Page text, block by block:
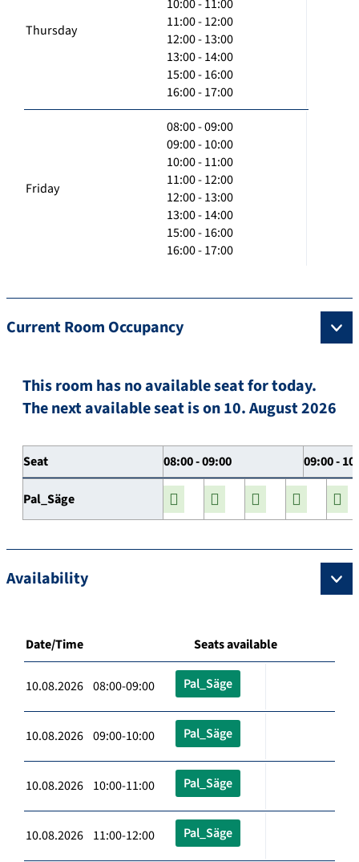
Thursday
10:00 - 11:00
11:00 - 12:00
12:00 - 13:00
13:00 - 14:00
15:00 - 16:00
16:00 - 17:00
Friday
08:00 - 09:00
09:00 - 10:00
10:00 - 11:00
11:00 - 12:00
12:00 - 13:00
13:00 - 14:00
15:00 - 16:00
16:00 - 17:00
Current Room Occupancy
This room has no available seat for today.
The next available seat is on 10. August 2026
Seat 08:00 - 09:00 09:00 -
Pal_Säge
Availability
Date/Time Seats available
10.08.2026 08:00-09:00 Pal_Säge
10.08.2026 09:00-10:00 Pal_Säge
10.08.2026 10:00-11:00 Pal_Säge
10.08.2026 11:00-12:00 Pal_Säge